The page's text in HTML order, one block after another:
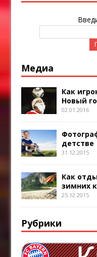
Медиа
Как
Новый
02.01.2016
детстве
31.12.2015
Как
зимних
25.12.2015
Рубрики